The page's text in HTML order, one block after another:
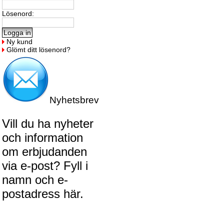
Lösenord:
Ny kund
Glömt ditt lösenord?
Nyhetsbrev
Vill du ha nyheter
och information
om erbjudanden
via e-post? Fyll i
namn och e-
postadress här.